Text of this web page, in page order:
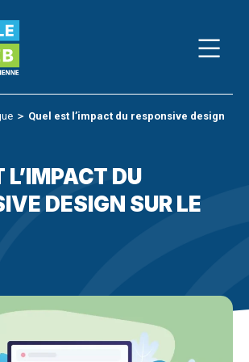
＞ Quel est l’impact du responsive design
L’IMPACT DU
DESIGN SUR LE